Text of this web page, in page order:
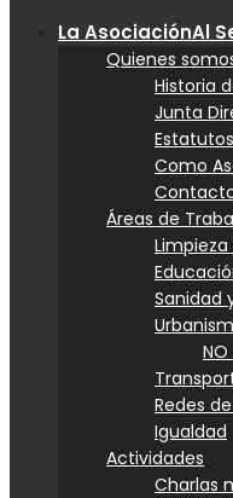
La AsociaciónAl
Quienes
Historia
Junta
Como
Áreas de
Limpieza
Sanidad
NO
Redes
Igualdad
Actividades
Charlas